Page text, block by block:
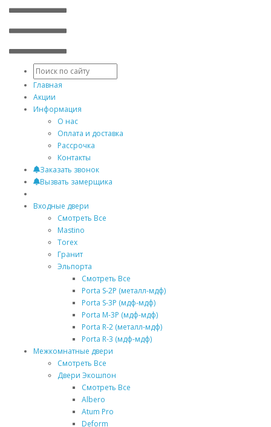
Главная
Акции
Информация
О нас
Оплата и доставка
Рассрочка
Контакты
Заказать звонок
Вызвать замерщика
Входные двери
Смотреть Все
Mastino
Torex
Гранит
Эльпорта
Смотреть Все
Porta S-2P (металл-мдф)
Porta S-3P (мдф-мдф)
Porta M-3P (мдф-мдф)
Porta R-2 (металл-мдф)
Porta R-3 (мдф-мдф)
Межкомнатные двери
Смотреть Все
Двери Экошпон
Смотреть Все
Albero
Atum Pro
Deform